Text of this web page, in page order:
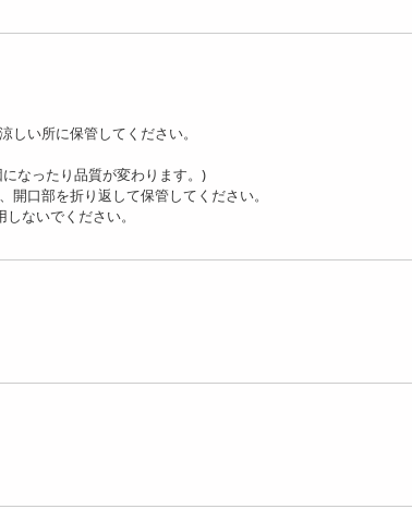
い所に 保管してください。
なったり品質が変わります。)
口部を折り返して保管してください。
ないでください。